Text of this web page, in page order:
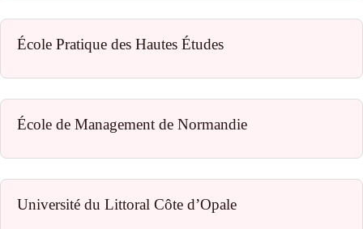
École Pratique des Hautes Études
École de Management de Normandie
Université du Littoral Côte d’Opale